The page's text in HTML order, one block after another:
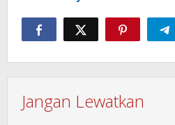
Jangan Lewatkan